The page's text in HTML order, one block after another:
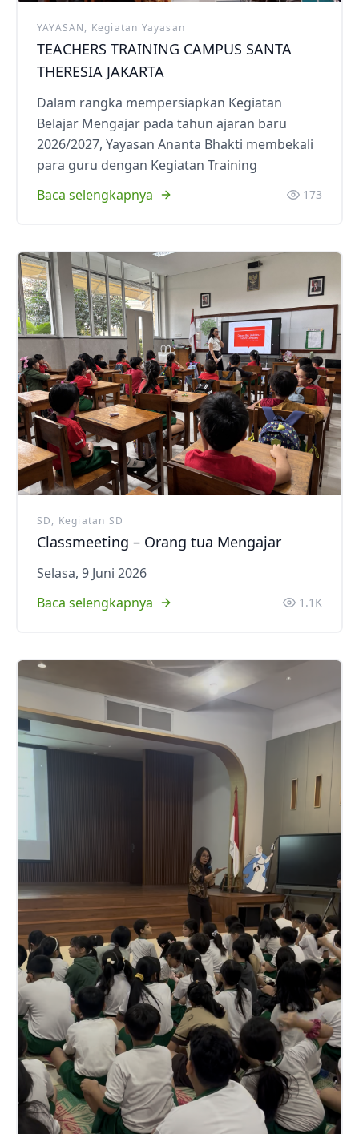
YAYASAN, Kegiatan Yayasan
TEACHERS TRAINING CAMPUS SANTA
THERESIA JAKARTA
Dalam rangka mempersiapkan Kegiatan
Belajar Mengajar pada tahun ajaran baru
2026/2027, Yayasan Ananta Bhakti membekali
para guru dengan Kegiatan Training
Baca selengkapnya
173
SD, Kegiatan SD
Classmeeting – Orang tua Mengajar
Selasa, 9 Juni 2026
Baca selengkapnya
1.1K